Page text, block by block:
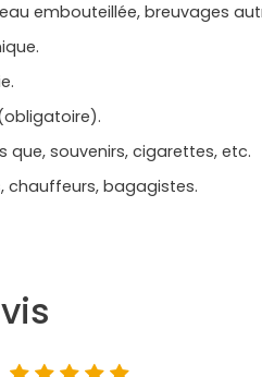
embouteillée, breuvages
que, souvenirs, cigarettes, etc.
chauffeurs, bagagistes.